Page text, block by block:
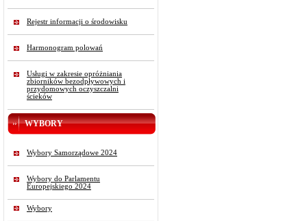
Rejestr informacji o środowisku
Harmonogram polowań
Usługi w zakresie opróżniania
zbiorników bezodpływowych i
przydomowych oczyszczalni
ścieków
WYBORY
Wybory Samorządowe 2024
Wybory do Parlamentu
Europejskiego 2024
Wybory